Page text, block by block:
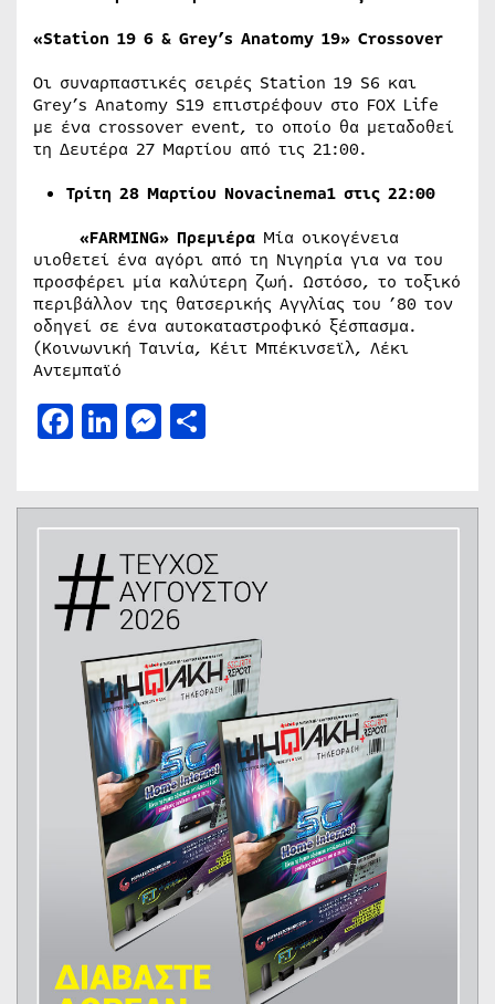
«Station 19 6 & Grey’s Anatomy 19» Crossover
Οι συναρπαστικές σειρές Station 19 S6 και
Grey’s Anatomy S19 επιστρέφουν στο FOX Life
με ένα crossover event, το οποίο θα μεταδοθεί
τη Δευτέρα 27 Μαρτίου από τις 21:00.
Τρίτη 28 Μαρτίου Novacinema1 στις 22:00
«FARMING» Πρεμιέρα Μία οικογένεια
υιοθετεί ένα αγόρι από τη Νιγηρία για να του
προσφέρει μία καλύτερη ζωή. Ωστόσο, το τοξικό
περιβάλλον της θατσερικής Αγγλίας του ’80 τον
οδηγεί σε ένα αυτοκαταστροφικό ξέσπασμα.
(Κοινωνική Ταινία, Κέιτ Μπέκινσεϊλ, Λέκι
Αντεμπαϊό
Facebook
LinkedIn
Messenger